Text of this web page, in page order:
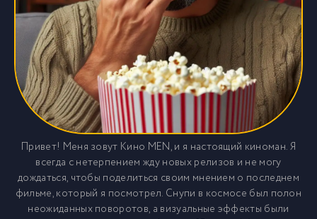
Привет! Меня зовут Кино MEN, и я настоящий киноман. Я
всегда с нетерпением жду новых релизов и не могу
дождаться, чтобы поделиться своим мнением о последнем
фильме, который я посмотрел. Снупи в космосе был полон
неожиданных поворотов, а визуальные эффекты были